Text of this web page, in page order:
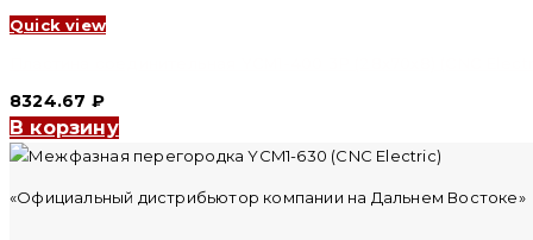
Quick view
8324.67 ₽
В корзину
«Официальный дистрибьютор компании на Дальнем Востоке»